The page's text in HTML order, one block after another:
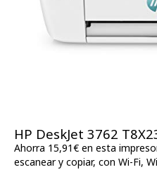
HP DeskJet 3762
Ahorra 15,91€ en esta
escanear y copiar, con Wi-Fi,